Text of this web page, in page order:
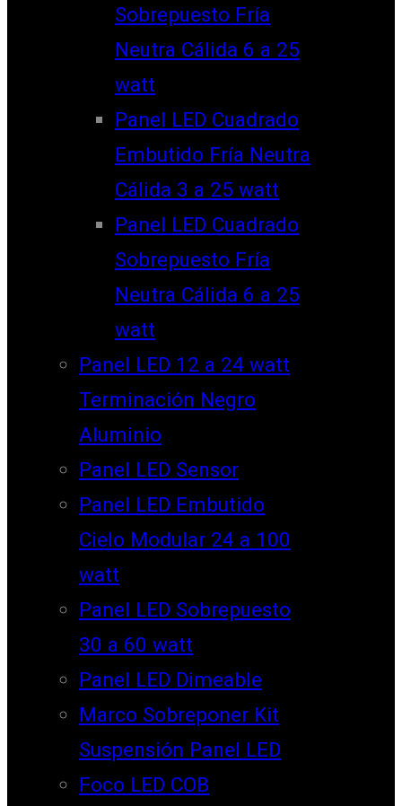
Sobrepuesto Fría
Neutra Cálida 6 a 25
watt
Panel LED Cuadrado
Embutido Fría Neutra
Cálida 3 a 25 watt
Panel LED Cuadrado
Sobrepuesto Fría
Neutra Cálida 6 a 25
watt
Panel LED 12 a 24 watt
Terminación Negro
Aluminio
Panel LED Sensor
Panel LED Embutido
Cielo Modular 24 a 100
watt
Panel LED Sobrepuesto
30 a 60 watt
Panel LED Dimeable
Marco Sobreponer Kit
Suspensión Panel LED
Foco LED COB